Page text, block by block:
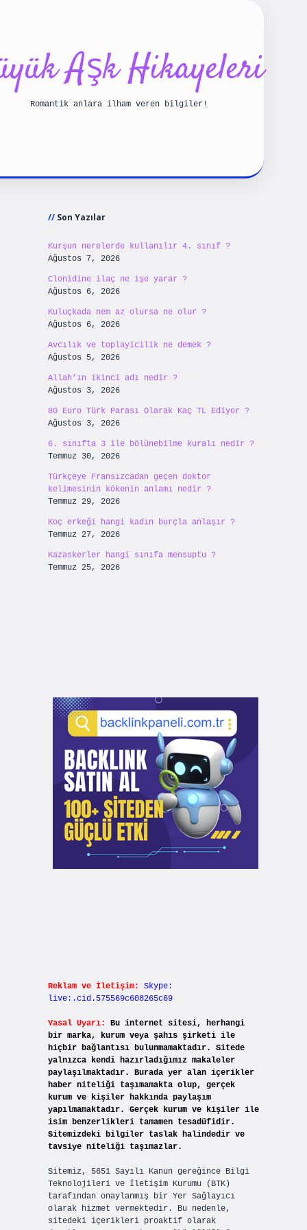
Aşk Hikayeleri
Romantik anlara ilham veren bilgiler!
Son Yazılar
Kurşun nerelerde kullanılır 4. sınıf ?
Ağustos 7, 2026
Clonidine ilaç ne işe yarar ?
Ağustos 6, 2026
Kuluçkada nem az olursa ne olur ?
Ağustos 6, 2026
Avcılık ve toplayicilik ne demek ?
Ağustos 5, 2026
Allah’ın ikinci adı nedir ?
Ağustos 3, 2026
80 Euro Türk Parası Olarak Kaç TL Ediyor ?
Ağustos 3, 2026
6. sınıfta 3 ile bölünebilme kuralı nedir ?
Temmuz 30, 2026
Türkçeye Fransızcadan geçen doktor
kelimesinin kökenin anlamı nedir ?
Temmuz 29, 2026
Koç erkeği hangi kadın burçla anlaşır ?
Temmuz 27, 2026
Kazaskerler hangi sınıfa mensuptu ?
Temmuz 25, 2026
Reklam ve İletişim:
Skype:
live:.cid.575569c608265c69
Yasal Uyarı:
Bu internet sitesi, herhangi
bir marka, kurum veya şahıs şirketi ile
hiçbir bağlantısı bulunmamaktadır. Sitede
yalnızca kendi hazırladığımız makaleler
paylaşılmaktadır. Burada yer alan içerikler
haber niteliği taşımamakta olup, gerçek
kurum ve kişiler hakkında paylaşım
yapılmamaktadır. Gerçek kurum ve kişiler ile
isim benzerlikleri tamamen tesadüfidir.
Sitemizdeki bilgiler taslak halindedir ve
tavsiye niteliği taşımazlar.
Sitemiz, 5651 Sayılı Kanun gereğince Bilgi
Teknolojileri ve İletişim Kurumu (BTK)
tarafından onaylanmış bir Yer Sağlayıcı
olarak hizmet vermektedir. Bu nedenle,
sitedeki içerikleri proaktif olarak